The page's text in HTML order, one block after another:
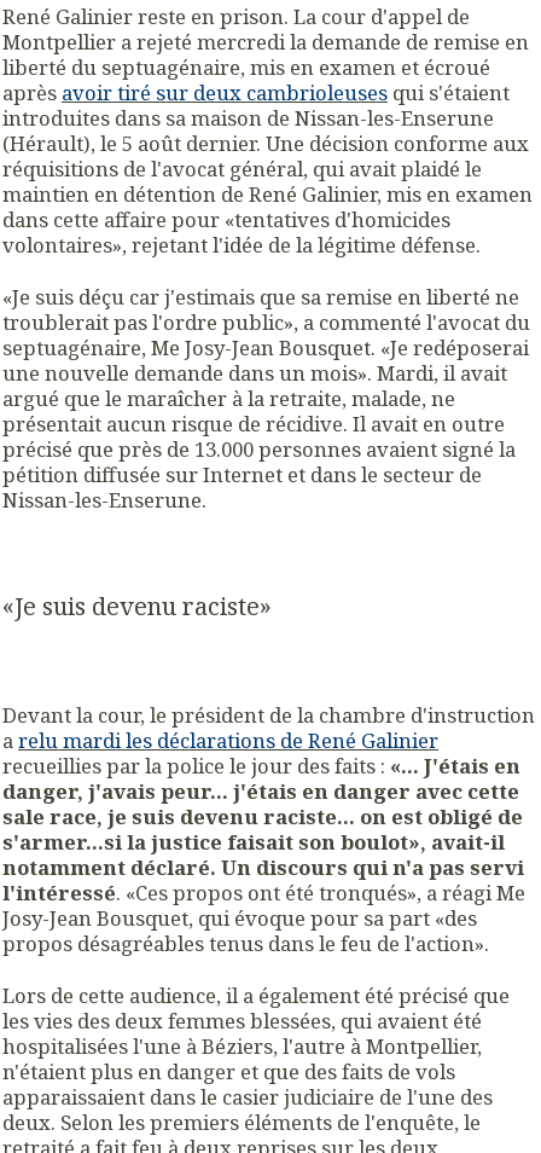
René Galinier reste en prison. La cour d'appel de
Montpellier a rejeté mercredi la demande de remise en
liberté du septuagénaire, mis en examen et écroué
après avoir tiré sur deux cambrioleuses qui s'étaient
introduites dans sa maison de Nissan-les-Enserune
(Hérault), le 5 août dernier. Une décision conforme aux
réquisitions de l'avocat général, qui avait plaidé le
maintien en détention de René Galinier, mis en examen
dans cette affaire pour «tentatives d'homicides
volontaires», rejetant l'idée de la légitime défense.
«Je suis déçu car j'estimais que sa remise en liberté ne
troublerait pas l'ordre public», a commenté l'avocat du
septuagénaire, Me Josy-Jean Bousquet. «Je redéposerai
une nouvelle demande dans un mois». Mardi, il avait
argué que le maraîcher à la retraite, malade, ne
présentait aucun risque de récidive. Il avait en outre
précisé que près de 13.000 personnes avaient signé la
pétition diffusée sur Internet et dans le secteur de
Nissan-les-Enserune.
«Je suis devenu raciste»
Devant la cour, le président de la chambre d'instruction
arelu mardi les déclarations de René Galinier
recueillies par la police le jour des faits : «... J'étais en
danger, j'avais peur... j'étais en danger avec cette
sale race, je suis devenu raciste... on est obligé de
s'armer...si la justice faisait son boulot», avait-il
notamment déclaré. Un discours qui n'a pas servi
l'intéressé. «Ces propos ont été tronqués», a réagi Me
Josy-Jean Bousquet, qui évoque pour sa part «des
propos désagréables tenus dans le feu de l'action».
Lors de cette audience, il a également été précisé que
les vies des deux femmes blessées, qui avaient été
hospitalisées l'une à Béziers, l'autre à Montpellier,
n'étaient plus en danger et que des faits de vols
apparaissaient dans le casier judiciaire de l'une des
deux. Selon les premiers éléments de l'enquête, le